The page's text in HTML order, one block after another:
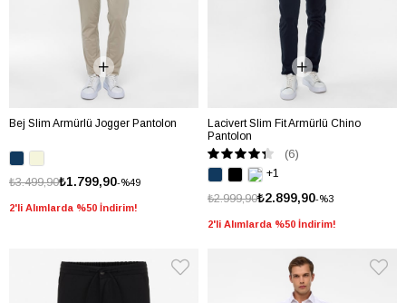
Bej Slim Armürlü Jogger Pantolon
%49
₺1.799,90
₺3.499,90
2'li Alımlarda %50 İndirim!
Lacivert Slim Fit Armürlü Chino
Pantolon
(6)
+1
%3
₺2.899,90
₺2.999,90
2'li Alımlarda %50 İndirim!